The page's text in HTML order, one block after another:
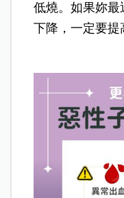
低燒。如果妳
下降，一定要提